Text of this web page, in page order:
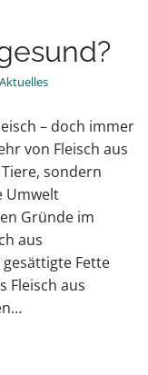
Aktuelles
– doch immer
von Fleisch aus
sondern
Umwelt
Gründe im
aus
Fette
Fleisch aus